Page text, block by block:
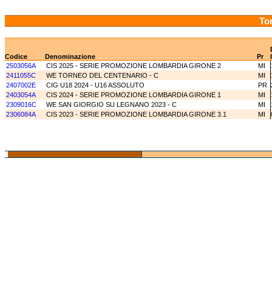
Codice
Denominazione Pr
2503056A
CIS 2025 - SERIE PROMOZIONE LOMBARDIA GIRONE 2 MI
2411055C
WE TORNEO DEL CENTENARIO - C MI
2407002E
CIG U18 2024 - U16 ASSOLUTO PR
2403054A
CIS 2024 - SERIE PROMOZIONE LOMBARDIA GIRONE 1 MI
2309016C
WE SAN GIORGIO SU LEGNANO 2023 - C MI
2306084A
CIS 2023 - SERIE PROMOZIONE LOMBARDIA GIRONE 3.1 MI